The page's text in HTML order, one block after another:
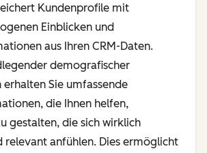
Kundenprofile mit
Einblicken und
aus Ihren CRM-Daten.
demografischer
Sie umfassende
die Ihnen helfen,
gestalten, die sich wirklich
relevant anfühlen. Dies ermöglicht